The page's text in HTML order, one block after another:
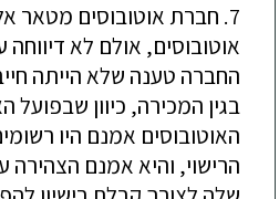
אוטובוסים, אולם לא
החברה טענה שלא הייתה
בגין המכירה, כיוון שבפועל
האוטובוסים אמנם היו
הרישוי, והיא אמנם הצהירה